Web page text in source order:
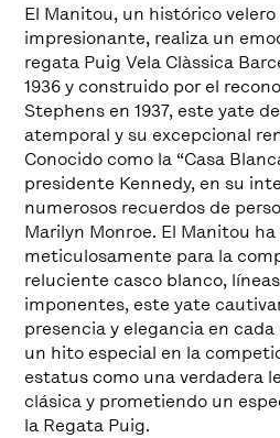
El Manitou, un histórico
impresionante, realiza un
regata Puig Vela Clàssica
1936 y construido por el
Stephens en 1937, este yate
atemporal y su excepcional
Conocido como la “Casa
presidente Kennedy, en su
numerosos recuerdos de
Marilyn Monroe. El Manitou
meticulosamente para la
reluciente casco blanco,
imponentes, este yate
presencia y elegancia en
un hito especial en la
estatus como una verdadera
clásica y prometiendo un
la Regata Puig.